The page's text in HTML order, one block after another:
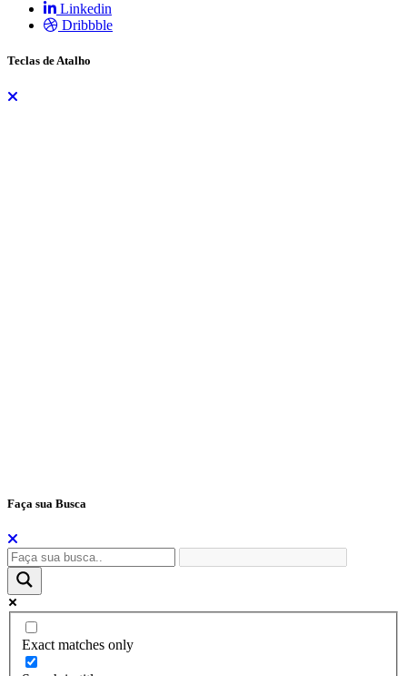
Linkedin
Dribbble
Teclas de Atalho
Faça sua Busca
Exact matches only